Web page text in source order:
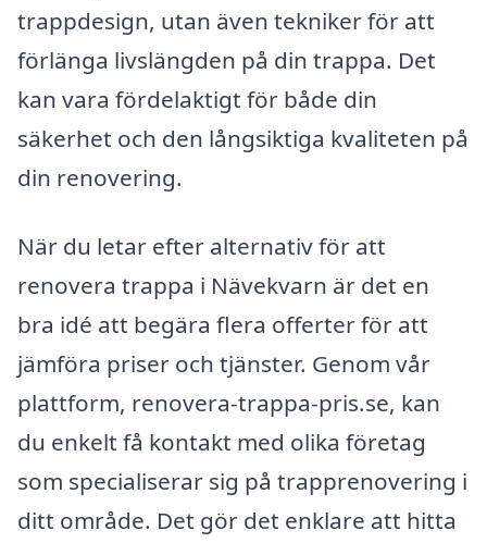
trappdesign, utan även tekniker för att
förlänga livslängden på din trappa. Det
kan vara fördelaktigt för både din
säkerhet och den långsiktiga kvaliteten på
din renovering.
När du letar efter alternativ för att
renovera trappa i Nävekvarn är det en
bra idé att begära flera offerter för att
jämföra priser och tjänster. Genom vår
plattform, renovera-trappa-pris.se, kan
du enkelt få kontakt med olika företag
som specialiserar sig på trapprenovering i
ditt område. Det gör det enklare att hitta